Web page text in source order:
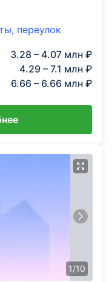
переулок
3.28 – 4.07 млн ₽
4.29 – 7.1 млн ₽
6.66 – 6.66 млн ₽
1/10